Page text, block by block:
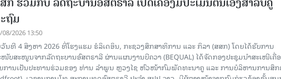
ຖົມ
08/2026 13:50
ນທີ 4 ສິງຫາ 2026 ທີ່ໂຮງແຮມ ຮໍລິເດອິນ, ກະຊວງສຶກສາທິການ ແລະ ກິລາ (ສສກ) ໂດຍໄດ້ຮັບການ
ໜັບສະໜູນຈາກລັດຖະບານອົສຕຣາລີ ຜ່ານແຜນງານບີຄວາ (BEQUAL) ໄດ້ຈັດກອງປະຊຸມນຳສະເໜີເຄື່
ການເປັນປະທານຮ່ວມຂອງ ທ່ານ ລຳພູນ ຫຼວງໄຊ ຫົວໜ້າກົມພັດທະນາຄູ ແລະ ການບໍລິຫານການສຶກ